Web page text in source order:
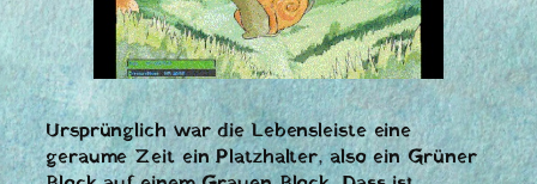
Ursprünglich war die Lebensleiste eine
geraume Zeit ein Platzhalter, also ein Grüner